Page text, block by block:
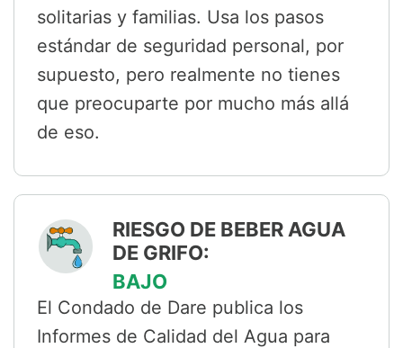
solitarias y familias. Usa los pasos
estándar de seguridad personal, por
supuesto, pero realmente no tienes
que preocuparte por mucho más allá
de eso.
RIESGO DE BEBER AGUA
DE GRIFO:
BAJO
El Condado de Dare publica los
Informes de Calidad del Agua para